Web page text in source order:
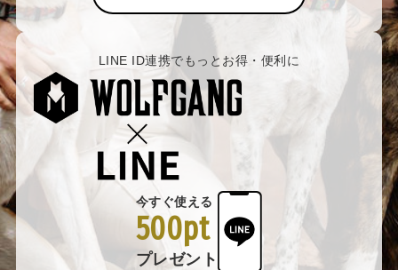
LINE ID連携でもっとお得・便利に
今すぐ使える
500pt
プレゼント